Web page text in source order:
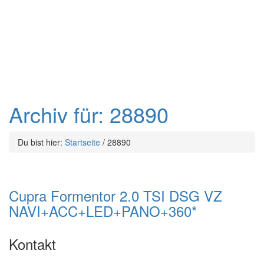
Archiv für: 28890
Du bist hier: Startseite / 28890
Cupra Formentor 2.0 TSI DSG VZ
NAVI+ACC+LED+PANO+360*
Kontakt